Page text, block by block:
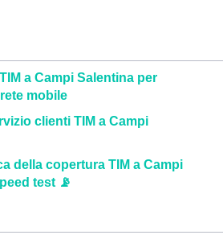
a Campi Salentina per
mobile
clienti TIM a Campi
della copertura TIM a Campi
test 📡